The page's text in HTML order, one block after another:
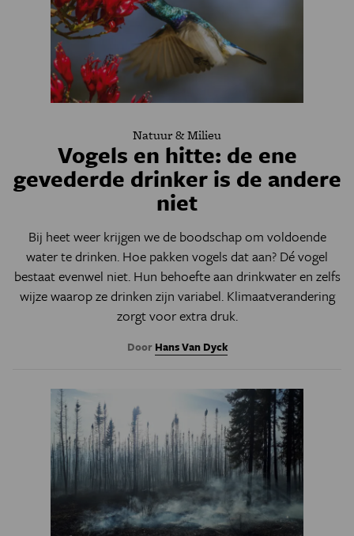
Natuur & Milieu
Vogels en hitte: de ene
gevederde drinker is de andere
niet
Bij heet weer krijgen we de boodschap om voldoende
water te drinken. Hoe pakken vogels dat aan? Dé vogel
bestaat evenwel niet. Hun behoefte aan drinkwater en zelfs
wijze waarop ze drinken zijn variabel. Klimaatverandering
zorgt voor extra druk.
Door Hans Van Dyck